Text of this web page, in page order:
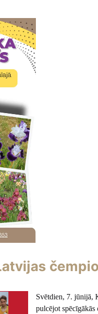
Svētdien, 7. jūnijā,
pulcējot spēcīgākās